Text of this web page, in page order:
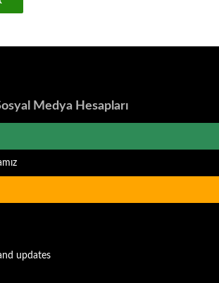
Medya Hesapları
updates